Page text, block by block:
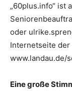
„60plus.info“ ist
oder
Internetseite der
www.landau.de/
Eine große